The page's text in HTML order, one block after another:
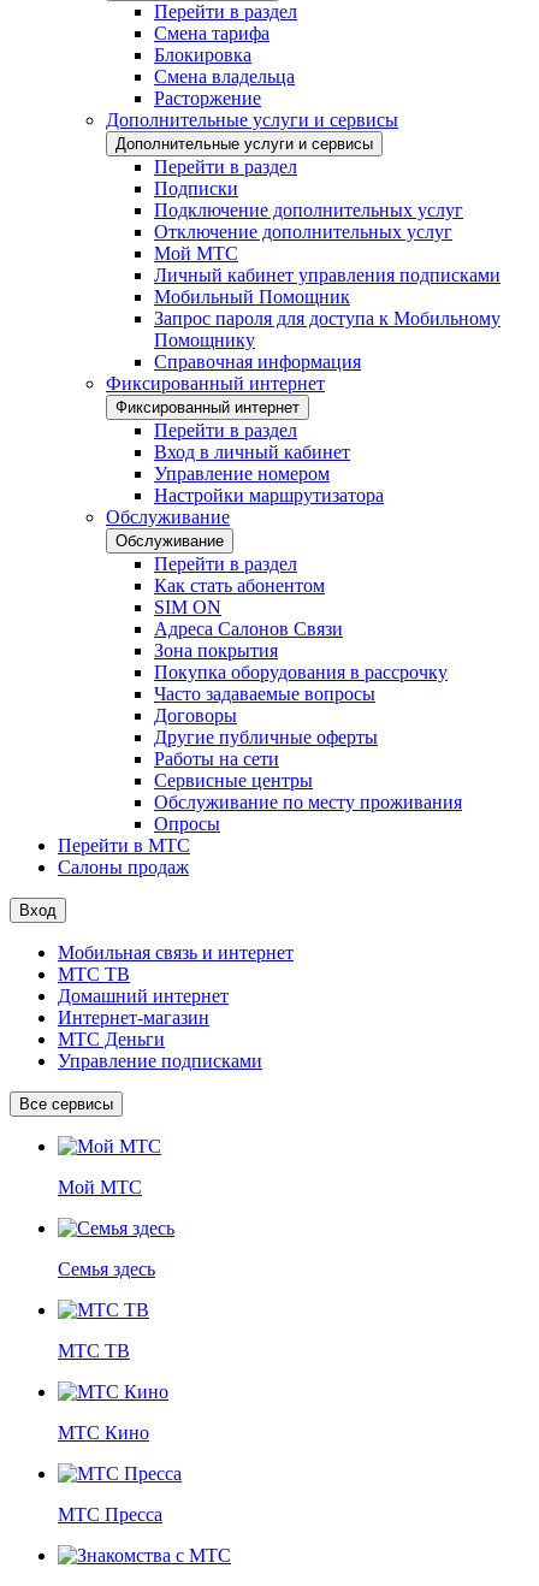
Перейти в раздел
Смена тарифа
Блокировка
Смена владельца
Расторжение
Дополнительные услуги и сервисы
Дополнительные услуги и сервисы
Перейти в раздел
Подписки
Подключение дополнительных услуг
Отключение дополнительных услуг
Мой МТС
Личный кабинет управления подписками
Мобильный Помощник
Запрос пароля для доступа к Мобильному
Помощнику
Справочная информация
Фиксированный интернет
Фиксированный интернет
Перейти в раздел
Вход в личный кабинет
Управление номером
Настройки маршрутизатора
Обслуживание
Обслуживание
Перейти в раздел
Как стать абонентом
SIM ON
Адреса Салонов Связи
Зона покрытия
Покупка оборудования в рассрочку
Часто задаваемые вопросы
Договоры
Другие публичные оферты
Работы на сети
Сервисные центры
Обслуживание по месту проживания
Опросы
Перейти в МТС
Салоны продаж
Вход
Мобильная связь и интернет
МТС ТВ
Домашний интернет
Интернет-магазин
МТС Деньги
Управление подписками
Все сервисы
Мой МТС
Семья здесь
МТС ТВ
МТС Кино
МТС Пресса